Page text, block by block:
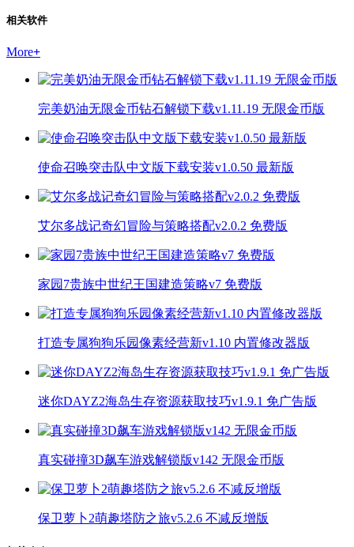
相关软件
More+
完美奶油无限金币钻石解锁下载v1.11.19 无限金币版
使命召唤突击队中文版下载安装v1.0.50 最新版
艾尔多战记奇幻冒险与策略搭配v2.0.2 免费版
家园7贵族中世纪王国建造策略v7 免费版
打造专属狗狗乐园像素经营新v1.10 内置修改器版
迷你DAYZ2海岛生存资源获取技巧v1.9.1 免广告版
真实碰撞3D飙车游戏解锁版v142 无限金币版
保卫萝卜2萌趣塔防之旅v5.2.6 不减反增版